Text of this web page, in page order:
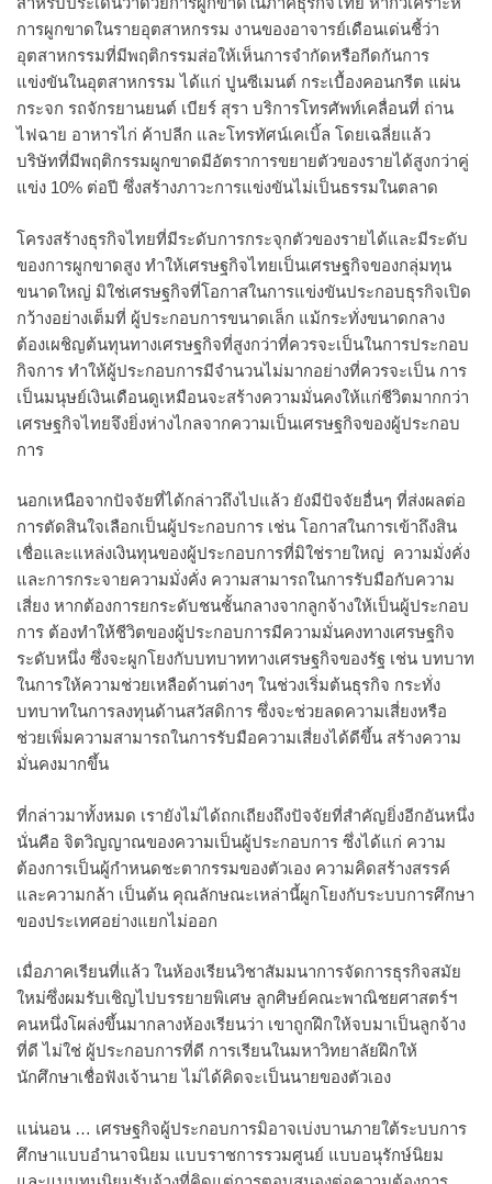
การผูกขาดในรายอุตสาหกรรม งานของอาจารย์เดือนเด่นชี้ว่า
อุตสาหกรรมที่มีพฤติกรรมส่อให้เห็นการจำกัดหรือกีดกันการ
แข่งขันในอุตสาหกรรม ได้แก่ ปูนซีเมนต์ กระเบื้องคอนกรีต แผ่น
กระจก รถจักรยานยนต์ เบียร์ สุรา บริการโทรศัพท์เคลื่อนที่ ถ่าน
ไฟฉาย อาหารไก่ ค้าปลีก และโทรทัศน์เคเบิ้ล โดยเฉลี่ยแล้ว
บริษัทที่มีพฤติกรรมผูกขาดมีอัตราการขยายตัวของรายได้สูงกว่าคู่
แข่ง 10% ต่อปี ซึ่งสร้างภาวะการแข่งขันไม่เป็นธรรมในตลาด
โครงสร้างธุรกิจไทยที่มีระดับการกระจุกตัวของรายได้และมีระดับ
ของการผูกขาดสูง ทำให้เศรษฐกิจไทยเป็นเศรษฐกิจของกลุ่มทุน
ขนาดใหญ่ มิใช่เศรษฐกิจที่โอกาสในการแข่งขันประกอบธุรกิจเปิด
กว้างอย่างเต็มที่ ผู้ประกอบการขนาดเล็ก แม้กระทั่งขนาดกลาง
ต้องเผชิญต้นทุนทางเศรษฐกิจที่สูงกว่าที่ควรจะเป็นในการประกอบ
กิจการ ทำให้ผู้ประกอบการมีจำนวนไม่มากอย่างที่ควรจะเป็น การ
เป็นมนุษย์เงินเดือนดูเหมือนจะสร้างความมั่นคงให้แก่ชีวิตมากกว่า
เศรษฐกิจไทยจึงยิ่งห่างไกลจากความเป็นเศรษฐกิจของผู้ประกอบ
การ
นอกเหนือจากปัจจัยที่ได้กล่าวถึงไปแล้ว ยังมีปัจจัยอื่นๆ ที่ส่งผลต่อ
การตัดสินใจเลือกเป็นผู้ประกอบการ เช่น โอกาสในการเข้าถึงสิน
เชื่อและแหล่งเงินทุนของผู้ประกอบการที่มิใช่รายใหญ่ ความมั่งคั่ง
และการกระจายความมั่งคั่ง ความสามารถในการรับมือกับความ
เสี่ยง หากต้องการยกระดับชนชั้นกลางจากลูกจ้างให้เป็นผู้ประกอบ
การ ต้องทำให้ชีวิตของผู้ประกอบการมีความมั่นคงทางเศรษฐกิจ
ระดับหนึ่ง ซึ่งจะผูกโยงกับบทบาททางเศรษฐกิจของรัฐ เช่น บทบาท
ในการให้ความช่วยเหลือด้านต่างๆ ในช่วงเริ่มต้นธุรกิจ กระทั่ง
บทบาทในการลงทุนด้านสวัสดิการ ซึ่งจะช่วยลดความเสี่ยงหรือ
ช่วยเพิ่มความสามารถในการรับมือความเสี่ยงได้ดีขึ้น สร้างความ
มั่นคงมากขึ้น
ที่กล่าวมาทั้งหมด เรายังไม่ได้ถกเถียงถึงปัจจัยที่สำคัญยิ่งอีกอันหนึ่ง
นั่นคือ จิตวิญญาณของความเป็นผู้ประกอบการ ซึ่งได้แก่ ความ
ต้องการเป็นผู้กำหนดชะตากรรมของตัวเอง ความคิดสร้างสรรค์
และความกล้า เป็นต้น คุณลักษณะเหล่านี้ผูกโยงกับระบบการศึกษา
ของประเทศอย่างแยกไม่ออก
เมื่อภาคเรียนที่แล้ว ในห้องเรียนวิชาสัมมนาการจัดการธุรกิจสมัย
ใหม่ซึ่งผมรับเชิญไปบรรยายพิเศษ ลูกศิษย์คณะพาณิชยศาสตร์ฯ
คนหนึ่งโผล่งขึ้นมากลางห้องเรียนว่า เขาถูกฝึกให้จบมาเป็นลูกจ้าง
ที่ดี ไม่ใช่ ผู้ประกอบการที่ดี การเรียนในมหาวิทยาลัยฝึกให้
นักศึกษาเชื่อฟังเจ้านาย ไม่ได้คิดจะเป็นนายของตัวเอง
แน่นอน … เศรษฐกิจผู้ประกอบการมิอาจเบ่งบานภายใต้ระบบการ
ศึกษาแบบอำนาจนิยม แบบราชการรวมศูนย์ แบบอนุรักษ์นิยม